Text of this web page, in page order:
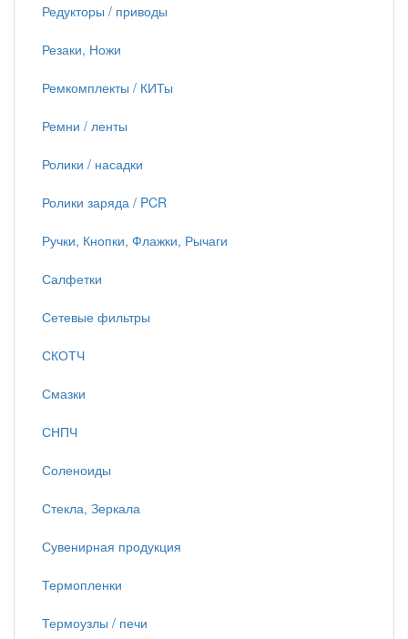
Редукторы / приводы
Резаки, Ножи
Ремкомплекты / КИТы
Ремни / ленты
Ролики / насадки
Ролики заряда / PCR
Ручки, Кнопки, Флажки, Рычаги
Салфетки
Сетевые фильтры
СКОТЧ
Смазки
СНПЧ
Соленоиды
Стекла, Зеркала
Сувенирная продукция
Термопленки
Термоузлы / печи